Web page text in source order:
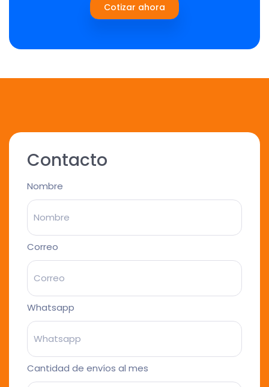
Cotizar ahora
Contacto
Nombre
Correo
Whatsapp
Cantidad de envíos al mes